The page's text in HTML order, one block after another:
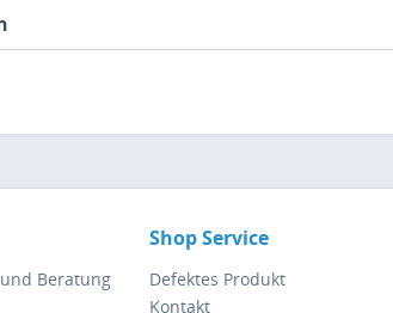
Beratung
Shop Service
Defektes Produkt
Kontakt